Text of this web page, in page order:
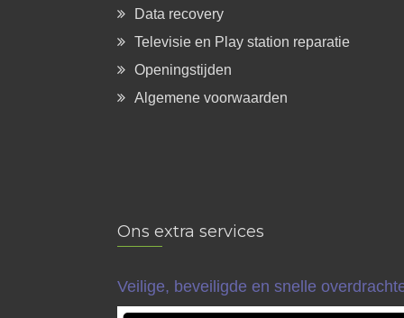
Data recovery
Televisie en Play station reparatie
Openingstijden
Algemene voorwaarden
Ons extra services
Veilige, beveiligde en snelle